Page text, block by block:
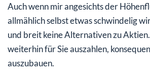
Auch wenn mir angesichts der
allmählich selbst etwas schwindelig
und breit keine Alternativen zu
weiterhin für Sie auszahlen,
auszubauen.